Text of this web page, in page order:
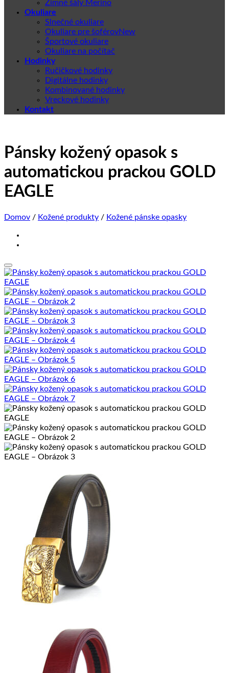
Zimné šály Merino
Okuliare
Slnečné okuliare
Okuliare pre šoférov
Športové okuliare
Okuliare na počítač
Hodinky
Ručičkové hodinky
Digitálne hodinky
Kombinované hodinky
Vreckové hodinky
Kontakt
Pánsky kožený opasok s
automatickou prackou GOLD
EAGLE
Domov / Kožené produkty / Kožené pánske opasky